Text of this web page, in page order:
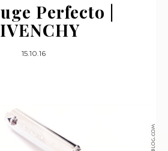
Perfecto |
15.10.16